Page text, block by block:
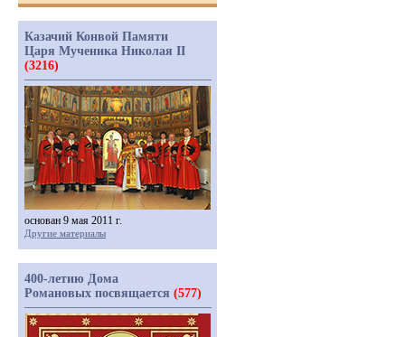
Казачий Конвой Памяти
Царя Мученика Николая II
(3216)
основан 9 мая 2011 г.
Другие материалы
400-летию Дома
Романовых посвящается (577)